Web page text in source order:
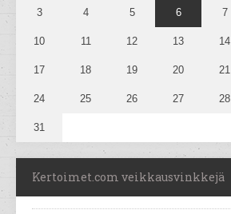
3 4 5 6 7
10 11 12 13 14
17 18 19 20 21
24 25 26 27 28
31
Kertoimet.com veikkausvinkkejä